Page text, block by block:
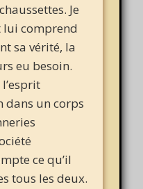
Je
lui comprend
sa vérité, la
eu besoin.
dans un corps
ce qu’il
tous les deux.